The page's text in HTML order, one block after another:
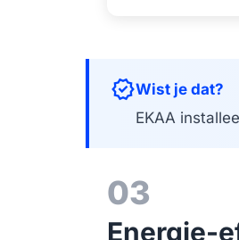
verifiedWist je dat?
EKAA
03
Energie-